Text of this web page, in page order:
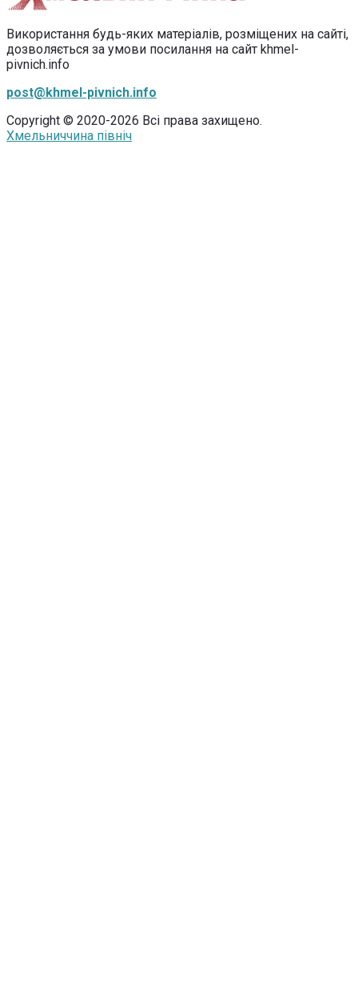
Використання будь-яких матеріалів, розміщених на сайті,
дозволяється за умови посилання на сайт khmel-
pivnich.info
post@khmel-pivnich.info
Copyright © 2020-2026 Всі права захищено.
Хмельниччина північ